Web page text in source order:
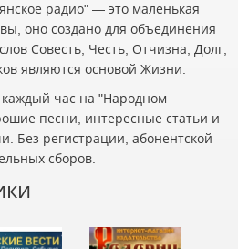
радио" — это маленькая
оно создано для объединения
Совесть, Честь, Отчизна, Долг,
являются основой Жизни.
каждый час на "Народном
песни, интересные статьи и
Без регистрации, абонентской
сборов.